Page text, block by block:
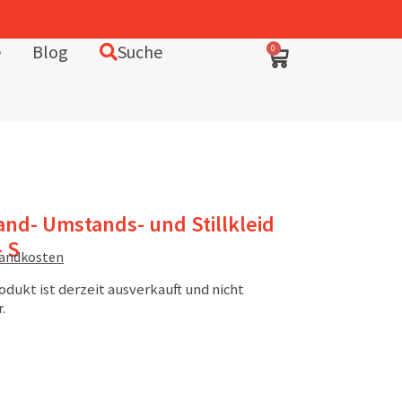
Blog Suche 0
Umstands- und Stillkleid
S
ist derzeit ausverkauft und nicht